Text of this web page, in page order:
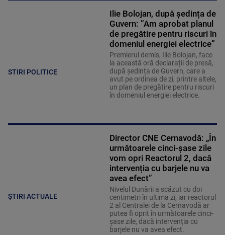
STIRI POLITICE
Ilie Bolojan, după ședința de
Guvern: ”Am aprobat planul
de pregătire pentru riscuri în
domeniul energiei electrice”
Premierul demis, Ilie Bolojan, face
la această oră declarații de presă,
după ședința de Guvern, care a
avut pe ordinea de zi, printre altele,
un plan de pregătire pentru riscuri
în domeniul energiei electrice.
ȘTIRI ACTUALE
Director CNE Cernavodă: „În
următoarele cinci-șase zile
vom opri Reactorul 2, dacă
intervenția cu barjele nu va
avea efect”
Nivelul Dunării a scăzut cu doi
centimetri în ultima zi, iar reactorul
2 al Centralei de la Cernavodă ar
putea fi oprit în următoarele cinci-
șase zile, dacă intervenția cu
barjele nu va avea efect.